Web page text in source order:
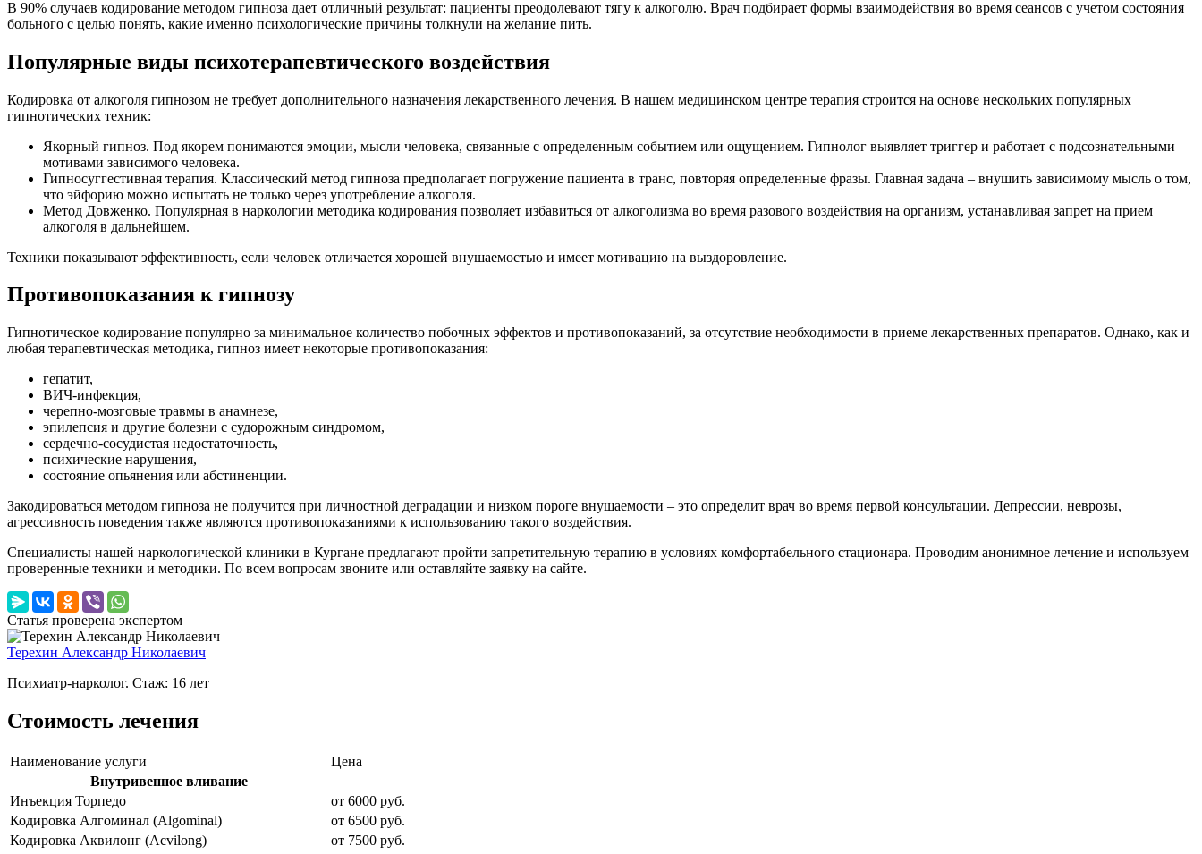
В 90% случаев кодирование методом гипноза дает отличный результат: пациенты преодолевают тягу к алкоголю. Врач подбирает формы взаимодействия во время сеансов с учетом состояния
больного с целью понять, какие именно психологические причины толкнули на желание пить.
Популярные виды психотерапевтического воздействия
Кодировка от алкоголя гипнозом не требует дополнительного назначения лекарственного лечения. В нашем медицинском центре терапия строится на основе нескольких популярных
гипнотических техник:
Якорный гипноз. Под якорем понимаются эмоции, мысли человека, связанные с определенным событием или ощущением. Гипнолог выявляет триггер и работает с подсознательными
мотивами зависимого человека.
Гипносуггестивная терапия. Классический метод гипноза предполагает погружение пациента в транс, повторяя определенные фразы. Главная задача – внушить зависимому мысль о том,
что эйфорию можно испытать не только через употребление алкоголя.
Метод Довженко. Популярная в наркологии методика кодирования позволяет избавиться от алкоголизма во время разового воздействия на организм, устанавливая запрет на прием
алкоголя в дальнейшем.
Техники показывают эффективность, если человек отличается хорошей внушаемостью и имеет мотивацию на выздоровление.
Противопоказания к гипнозу
Гипнотическое кодирование популярно за минимальное количество побочных эффектов и противопоказаний, за отсутствие необходимости в приеме лекарственных препаратов. Однако, как и
любая терапевтическая методика, гипноз имеет некоторые противопоказания:
гепатит,
ВИЧ-инфекция,
черепно-мозговые травмы в анамнезе,
эпилепсия и другие болезни с судорожным синдромом,
сердечно-сосудистая недостаточность,
психические нарушения,
состояние опьянения или абстиненции.
Закодироваться методом гипноза не получится при личностной деградации и низком пороге внушаемости – это определит врач во время первой консультации. Депрессии, неврозы,
агрессивность поведения также являются противопоказаниями к использованию такого воздействия.
Специалисты нашей наркологической клиники в Кургане предлагают пройти запретительную терапию в условиях комфортабельного стационара. Проводим анонимное лечение и используем
проверенные техники и методики. По всем вопросам звоните или оставляйте заявку на сайте.
Статья проверена экспертом
Терехин Александр Николаевич
Психиатр-нарколог. Стаж: 16 лет
Стоимость лечения
Наименование услуги
Цена
Внутривенное вливание
Инъекция Торпедо
от 6000 руб.
Кодировка Алгоминал (Algominal)
от 6500 руб.
Кодировка Аквилонг (Acvilong)
от 7500 руб.